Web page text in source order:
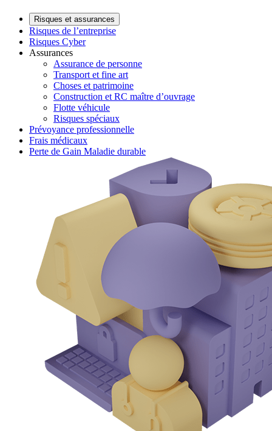
Risques et assurances
Risques de l’entreprise
Risques Cyber
Assurances
Assurance de personne
Transport et fine art
Choses et patrimoine
Construction et RC maître d’ouvrage
Flotte véhicule
Risques spéciaux
Prévoyance professionnelle
Frais médicaux
Perte de Gain Maladie durable